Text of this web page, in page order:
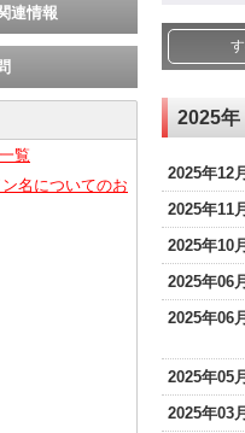
2025年
2025年12
2025年11
2025年10
2025年06
2025年06
2025年05
2025年03
連情報
覧
名についてのお